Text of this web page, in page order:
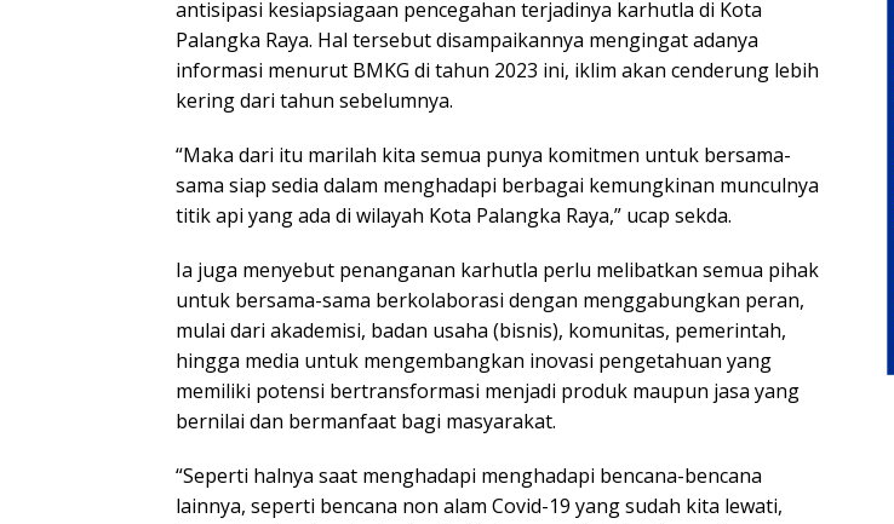
antisipasi kesiapsiagaan pencegahan terjadinya karhutla di Kota
Palangka Raya. Hal tersebut disampaikannya mengingat adanya
informasi menurut BMKG di tahun 2023 ini, iklim akan cenderung lebih
kering dari tahun sebelumnya.
“Maka dari itu marilah kita semua punya komitmen untuk bersama-
sama siap sedia dalam menghadapi berbagai kemungkinan munculnya
titik api yang ada di wilayah Kota Palangka Raya,” ucap sekda.
Ia juga menyebut penanganan karhutla perlu melibatkan semua pihak
untuk bersama-sama berkolaborasi dengan menggabungkan peran,
mulai dari akademisi, badan usaha (bisnis), komunitas, pemerintah,
hingga media untuk mengembangkan inovasi pengetahuan yang
memiliki potensi bertransformasi menjadi produk maupun jasa yang
bernilai dan bermanfaat bagi masyarakat.
“Seperti halnya saat menghadapi menghadapi bencana-bencana
lainnya, seperti bencana non alam Covid-19 yang sudah kita lewati,